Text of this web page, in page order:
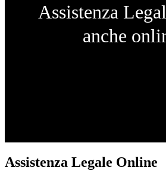
Assistenza
anche
Assistenza Legale Online